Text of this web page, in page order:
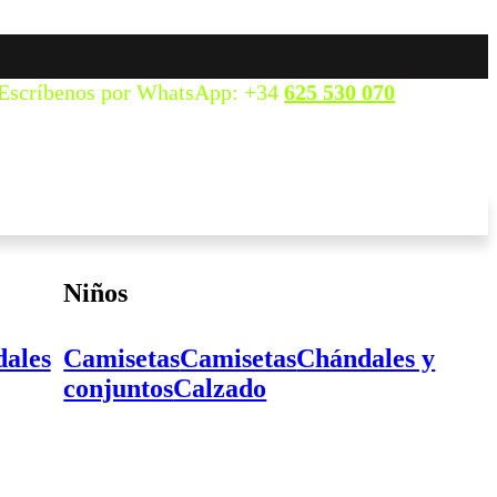
por WhatsApp: +34 625 530 070
Niños
CamisetasCamisetasChándales y
conjuntosCalzado